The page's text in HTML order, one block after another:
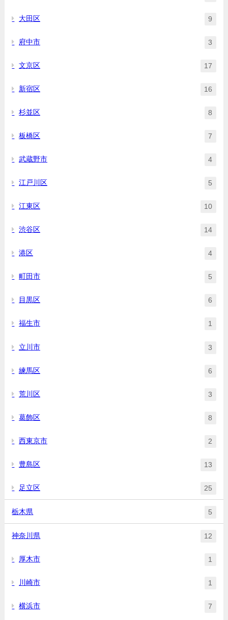
大田区 9
府中市 3
文京区 17
新宿区 16
杉並区 8
板橋区 7
武蔵野市 4
江戸川区 5
江東区 10
渋谷区 14
港区 4
町田市 5
目黒区 6
福生市 1
立川市 3
練馬区 6
荒川区 3
葛飾区 8
西東京市 2
豊島区 13
足立区 25
栃木県 5
神奈川県 12
厚木市 1
川崎市 1
横浜市 7